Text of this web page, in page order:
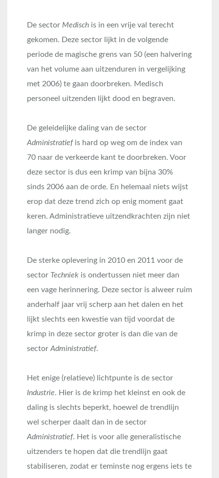
De sector Medisch is in een vrije val terecht
gekomen. Deze sector lijkt in de volgende
periode de magische grens van 50 (een halvering
van het volume aan uitzenduren in vergelijking
met 2006) te gaan doorbreken. Medisch
personeel uitzenden lijkt dood en begraven.
De geleidelijke daling van de sector
Administratiefis hard op weg om de index van
70 naar de verkeerde kant te doorbreken. Voor
deze sector is dus een krimp van bijna 30%
sinds 2006 aan de orde. En helemaal niets wijst
erop dat deze trend zich op enig moment gaat
keren. Administratieve uitzendkrachten zijn niet
langer nodig.
De sterke oplevering in 2010 en 2011 voor de
sector Techniek is ondertussen niet meer dan
een vage herinnering. Deze sector is alweer ruim
anderhalf jaar vrij scherp aan het dalen en het
lijkt slechts een kwestie van tijd voordat de
krimp in deze sector groter is dan die van de
sector Administratief.
Het enige (relatieve) lichtpunte is de sector
Industrie. Hier is de krimp het kleinst en ook de
daling is slechts beperkt, hoewel de trendlijn
wel scherper daalt dan in de sector
Administratief. Het is voor alle generalistische
uitzenders te hopen dat die trendlijn gaat
stabiliseren, zodat er teminste nog ergens iets te